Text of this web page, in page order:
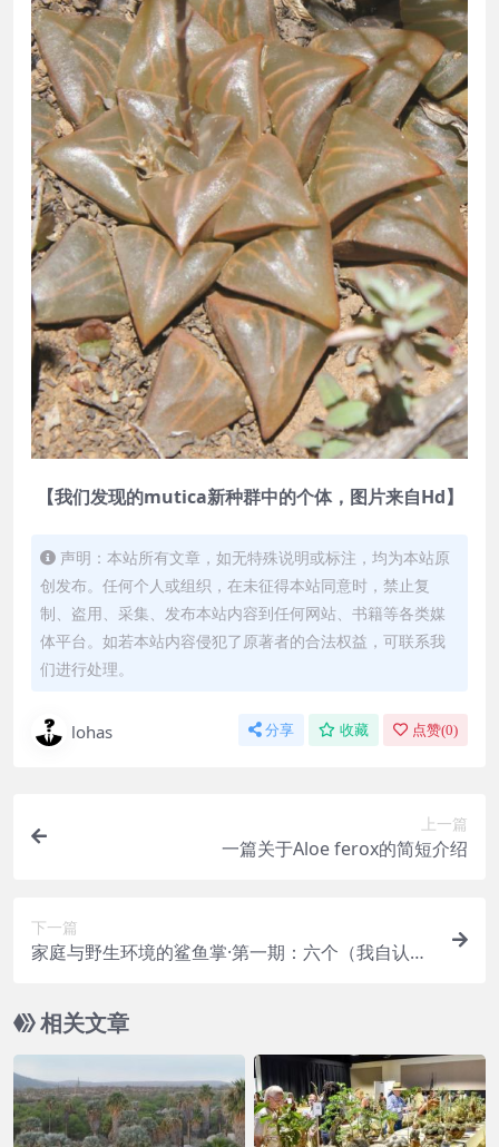
【我们发现的mutica新种群中的个体，图片来自Hd】
声明：本站所有文章，如无特殊说明或标注，均为本站原
创发布。任何个人或组织，在未征得本站同意时，禁止复
制、盗用、采集、发布本站内容到任何网站、书籍等各类媒
体平台。如若本站内容侵犯了原著者的合法权益，可联系我
们进行处理。
lohas 分享 收藏 点赞(0)
上一篇
一篇关于Aloe ferox的简短介绍
下一篇
家庭与野生环境的鲨鱼掌·第一期：六个（我自认
相关文章